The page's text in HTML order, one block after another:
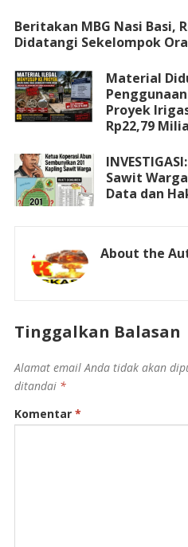
Beritakan MBG Nasi Basi,
Didatangi Sekelompok
Material
Proyek
Rp22,79
Sawit
Data dan
About the
Tinggalkan Balasan
Alamat email Anda tidak akan
ditandai *
Komentar *